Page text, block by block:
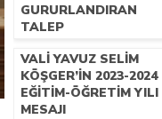
GURURLANDIRAN
TALEP
VALİ YAVUZ SELİM
KÖŞGER’İN 2023-2024
EĞİTİM-ÖĞRETİM YILI
MESAJI